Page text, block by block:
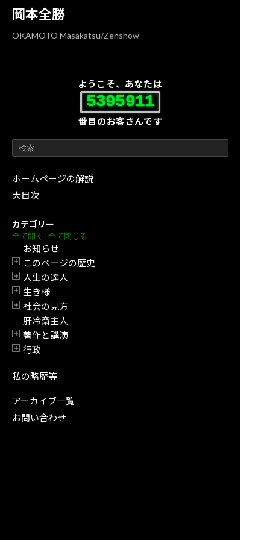
岡本全勝
OKAMOTO Masakatsu/Zenshow
ようこそ、あなたは
5395911
番目のお客さんです
ホームページの解説
大目次
カテゴリー
全て開く | 全て閉じる
お知らせ
開閉
このページの歴史
開閉
人生の達人
開閉
生き様
開閉
社会の見方
肝冷斎主人
開閉
著作と講演
開閉
行政
私の略歴等
アーカイブ一覧
お問い合わせ